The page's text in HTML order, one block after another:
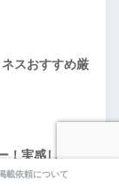
ネスおすすめ厳
！実感したレ
載依頼について